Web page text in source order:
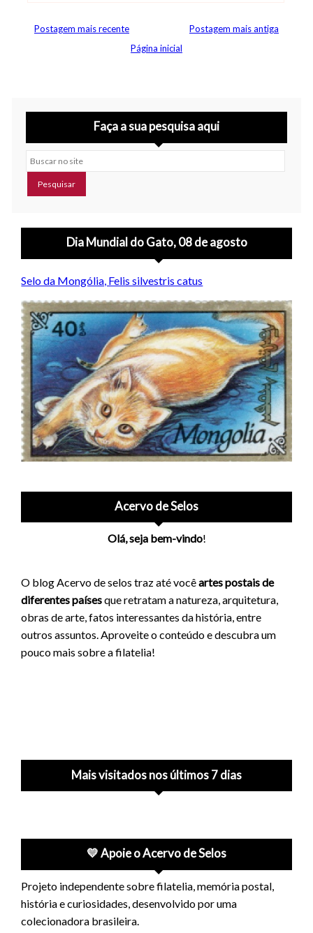
Postagem mais recente
Postagem mais antiga
Página inicial
Faça a sua pesquisa aqui
Buscar no site
Dia Mundial do Gato, 08 de agosto
Selo da Mongólia, Felis silvestris catus
Acervo de Selos
Olá, seja bem-vindo!
O blog Acervo de selos traz até vocêartes postais de
diferentes paísesque retratam a natureza, arquitetura,
obras de arte, fatos interessantes da história, entre
outros assuntos. Aproveite o conteúdo e descubra um
pouco mais sobre a filatelia!
Mais visitados nos últimos 7 dias
💛 Apoie o Acervo de Selos
Projeto independente sobre filatelia, memória postal,
história e curiosidades, desenvolvido por uma
colecionadora brasileira.